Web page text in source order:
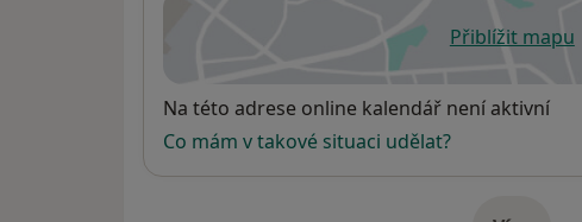
Přiblížit mapu
se
Dostupnost
Na této adrese online kalendář není aktivní
Co mám v takové situaci udělat?